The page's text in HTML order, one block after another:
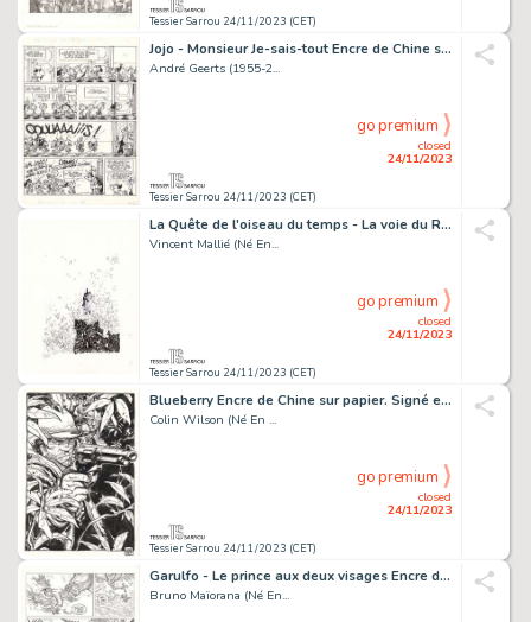
Tessier Sarrou 24/11/2023 (CET)
Jojo - Monsieur Je-sais-tout Encre de Chine sur papier...
André Geerts (1955-2...
Tessier Sarrou 24/11/2023 (CET)
closed
24/11/2023
go premium
La Quête de l'oiseau du temps - La voie du Rige Encre...
Vincent Mallié (Né En...
Tessier Sarrou 24/11/2023 (CET)
closed
24/11/2023
go premium
Blueberry Encre de Chine sur papier. Signé et daté...
Colin Wilson (Né En ...
Tessier Sarrou 24/11/2023 (CET)
closed
24/11/2023
go premium
Garulfo - Le prince aux deux visages Encre de Chine...
Bruno Maïorana (Né En...